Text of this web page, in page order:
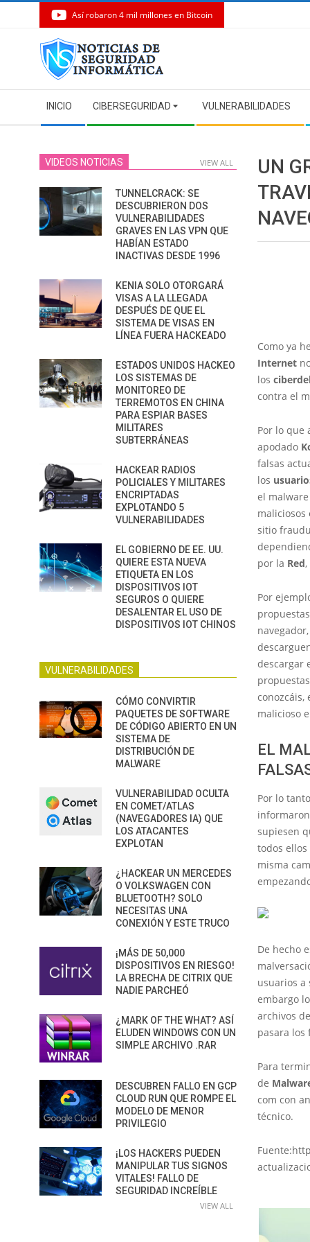
Así robaron 4 mil millones en Bitcoin
Navigation
Menu
INICIO CIBERSEGURIDAD VULNERABILIDADES
UN
Como ya
Internet
los
contra el
Por lo que
apodado
falsas
los
el
sitio
por la Red
Por
propuestas
descargar
conozcáis,
malicioso
EL
Por lo
supiesen
todos
misma
De hecho
usuarios a
embargo
archivos
pasara los
Para
de
com con
técnico.
VIDEOS NOTICIAS VIEW ALL
TUNNELCRACK: SE
DESCUBRIERON DOS
VULNERABILIDADES
GRAVES EN LAS VPN QUE
HABÍAN ESTADO
INACTIVAS DESDE 1996
KENIA SOLO OTORGARÁ
VISAS A LA LLEGADA
DESPUÉS DE QUE EL
SISTEMA DE VISAS EN
LÍNEA FUERA HACKEADO
ESTADOS UNIDOS HACKEO
LOS SISTEMAS DE
MONITOREO DE
TERREMOTOS EN CHINA
PARA ESPIAR BASES
MILITARES
SUBTERRÁNEAS
HACKEAR RADIOS
POLICIALES Y MILITARES
ENCRIPTADAS
EXPLOTANDO 5
VULNERABILIDADES
EL GOBIERNO DE EE. UU.
QUIERE ESTA NUEVA
ETIQUETA EN LOS
DISPOSITIVOS IOT
SEGUROS O QUIERE
DESALENTAR EL USO DE
DISPOSITIVOS IOT CHINOS
VULNERABILIDADES
CÓMO CONVIRTIR
PAQUETES DE SOFTWARE
DE CÓDIGO ABIERTO EN UN
SISTEMA DE
DISTRIBUCIÓN DE
MALWARE
VULNERABILIDAD OCULTA
EN COMET/ATLAS
(NAVEGADORES IA) QUE
LOS ATACANTES
EXPLOTAN
¿HACKEAR UN MERCEDES
O VOLKSWAGEN CON
BLUETOOTH? SOLO
NECESITAS UNA
CONEXIÓN Y ESTE TRUCO
¡MÁS DE 50,000
DISPOSITIVOS EN RIESGO!
LA BRECHA DE CITRIX QUE
NADIE PARCHEÓ
¿MARK OF THE WHAT? ASÍ
ELUDEN WINDOWS CON UN
SIMPLE ARCHIVO .RAR
DESCUBREN FALLO EN GCP
CLOUD RUN QUE ROMPE EL
MODELO DE MENOR
PRIVILEGIO
¡LOS HACKERS PUEDEN
MANIPULAR TUS SIGNOS
VITALES! FALLO DE
SEGURIDAD INCREÍBLE
VIEW ALL